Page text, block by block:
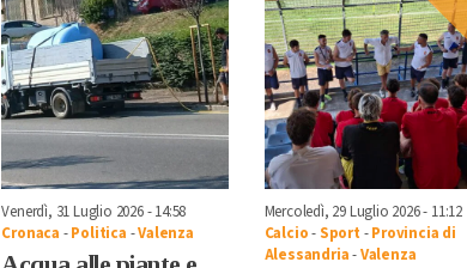
Venerdì, 31 Luglio 2026 - 14:58
Cronaca -Politica -Valenza
Mercoledì, 29 Luglio 2026 - 11:12
Calcio-Sport -Provincia di
Alessandria-Valenza